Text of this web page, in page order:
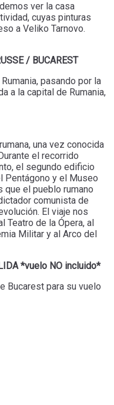
ver la casa
cuyas pinturas
a Veliko Tarnovo.
/ BUCAREST
pasando por la
a la capital de Rumania,
una vez conocida
el recorrido
el segundo edificio
Pentágono y el Museo
que el pueblo rumano
comunista de
El viaje nos
Teatro de la Ópera, al
Militar y al Arco del
*vuelo NO incluido*
Bucarest para su vuelo